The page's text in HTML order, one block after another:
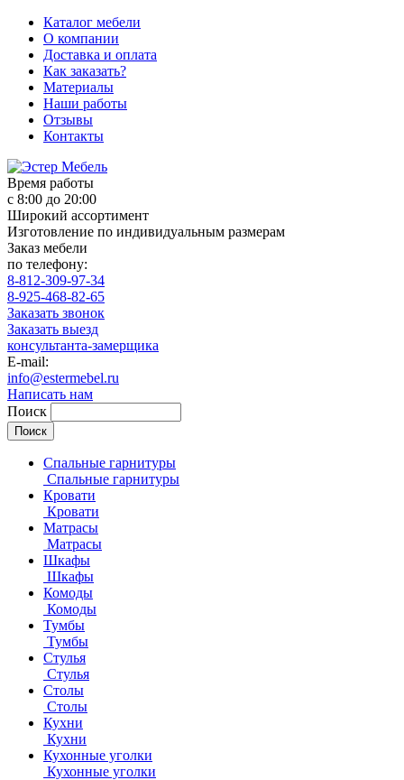
Каталог мебели
О компании
Доставка и оплата
Как заказать?
Материалы
Наши работы
Отзывы
Контакты
Время работы
с 8:00 до 20:00
Широкий ассортимент
Изготовление по индивидуальным размерам
Заказ мебели
по телефону:
8-812-309-97-34
8-925-468-82-65
Заказать звонок
Заказать выезд
консультанта-замерщика
E-mail:
info@estermebel.ru
Написать нам
Поиск
Спальные гарнитуры
Спальные гарнитуры
Кровати
Кровати
Матрасы
Матрасы
Шкафы
Шкафы
Комоды
Комоды
Тумбы
Тумбы
Стулья
Стулья
Столы
Столы
Кухни
Кухни
Кухонные уголки
Кухонные уголки